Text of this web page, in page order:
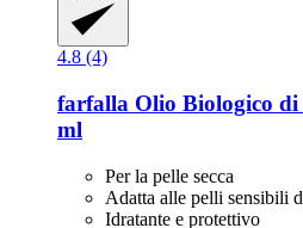
4.8 (4)
farfalla Olio Biologico
ml
Per la pelle secca
Adatta alle pelli sensibili
Idratante e protettivo